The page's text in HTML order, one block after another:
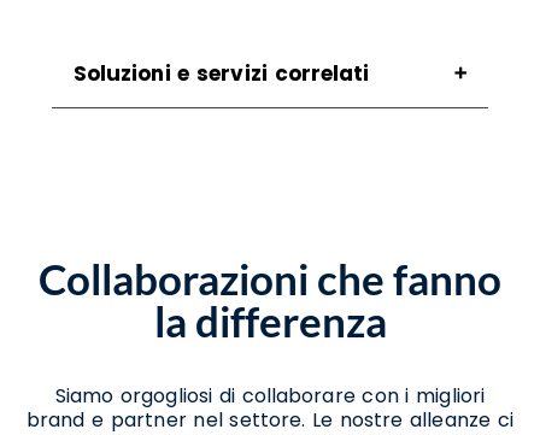
Soluzioni e servizi correlati
Noleggio Stampanti Termiche San
Valentino Torio
Vendita Stampanti San Valentino Torio
Vendita Stampanti Termiche San Valentino
Collaborazioni che fanno
la differenza
Siamo orgogliosi di collaborare con i migliori
brand e partner nel settore. Le nostre alleanze ci